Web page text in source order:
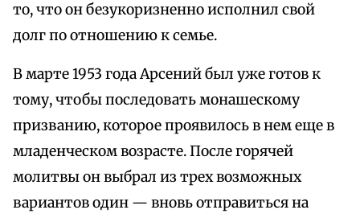
то, что он безукоризненно исполнил свой
долг по отношению к семье.
В марте 1953 года Арсений был уже готов к
тому, чтобы последовать монашескому
призванию, которое проявилось в нем еще в
младенческом возрасте. После горячей
молитвы он выбрал из трех возможных
вариантов один — вновь отправиться на